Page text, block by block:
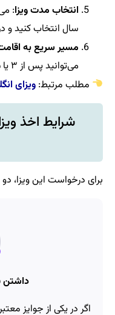
انتخاب مدت ویزا
سال انتخاب کنید و
مسیر سریع به
می‌توانید پس از ۳ یا ۵ سال برای اقامت دائم اقدام کنید.
مطلب مرتبط:ویزای
شرایط اخذ
برای درخواست این ویزا،
داشتن
اگر در یکی از جوایز